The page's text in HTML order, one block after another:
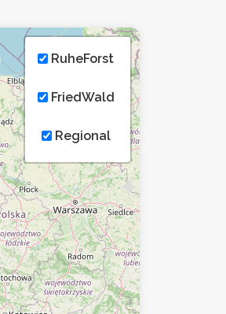
RuheForst
FriedWald
Regional